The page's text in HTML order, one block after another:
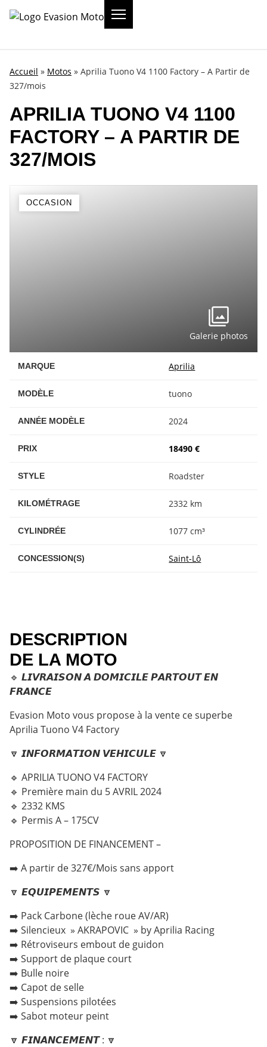
Accueil » Motos » Aprilia Tuono V4 1100 Factory – A Partir de
327/mois
APRILIA TUONO V4 1100
FACTORY – A PARTIR DE
327/MOIS
MARQUE Aprilia
MODÈLE tuono
ANNÉE MODÈLE 2024
PRIX 18490 €
STYLE Roadster
KILOMÉTRAGE 2332 km
CYLINDRÉE 1077 cm³
CONCESSION(S) Saint-Lô
Galerie photos
OCCASION
DESCRIPTION
DE LA MOTO
🔹 𝙇𝙄𝙑𝙍𝘼𝙄𝙎𝙊𝙉 𝘼 𝘿𝙊𝙈𝙄𝘾𝙄𝙇𝙀 𝙋𝘼𝙍𝙏𝙊𝙐𝙏 𝙀𝙉
𝙁𝙍𝘼𝙉𝘾𝙀
Evasion Moto vous propose à la vente ce superbe
Aprilia Tuono V4 Factory
🔽 𝙄𝙉𝙁𝙊𝙍𝙈𝘼𝙏𝙄𝙊𝙉 𝙑𝙀𝙃𝙄𝘾𝙐𝙇𝙀 🔽
🔹 APRILIA TUONO V4 FACTORY
🔹 Première main du 5 AVRIL 2024
🔹 2332 KMS
🔹 Permis A – 175CV
PROPOSITION DE FINANCEMENT –
➡️ A partir de 327€/Mois sans apport
🔽 𝙀𝙌𝙐𝙄𝙋𝙀𝙈𝙀𝙉𝙏𝙎 🔽
➡️ Pack Carbone (lèche roue AV/AR)
➡️ Silencieux » AKRAPOVIC » by Aprilia Racing
➡️ Rétroviseurs embout de guidon
➡️ Support de plaque court
➡️ Bulle noire
➡️ Capot de selle
➡️ Suspensions pilotées
➡️ Sabot moteur peint
🔽 𝙁𝙄𝙉𝘼𝙉𝘾𝙀𝙈𝙀𝙉𝙏 : 🔽